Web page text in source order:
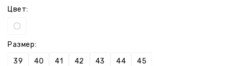
Цвет:
Размер:
39
40 41 42 43 44 45